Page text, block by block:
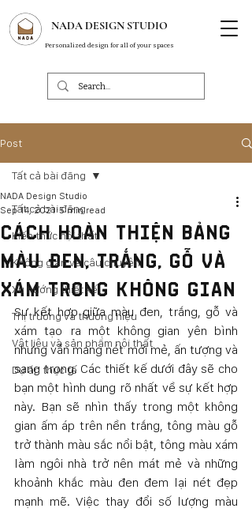
NADA DESIGN STUDIO
Personalized design for all of your spaces
Post
Tất cả bài đăng
Kiến thức nội thất
Không gian và câu chuyện
Xu hướng thiết kế
Thị trường và thương hiệu
Vật liệu và sản phẩm nội thất
Dự án thực tế
Tất cả bài đăng
CÁCH HOÀN THIỆN BẢNG
MÀU ĐEN, TRẮNG, GỖ VÀ
XÁM TRONG KHÔNG GIAN
NADA Design Studio
Sep 14, 2021 5 min read
Sự kết hợp giữa màu đen, trắng, gỗ và
xám tạo ra một không gian yên bình
nhưng vẫn mang nét mới mẻ, ấn tượng và
sang trọng. Các thiết kế dưới đây sẽ cho
bạn một hình dung rõ nhất về sự kết hợp
này. Bạn sẽ nhìn thấy trong một không
gian ấm áp trên nền trắng, tông màu gỗ
trở thành màu sắc nổi bật, tông màu xám
làm ngôi nhà trở nên mát mẻ và những
khoảnh khắc màu đen đem lại nét đẹp
mạnh mẽ. Việc thay đổi số lượng màu